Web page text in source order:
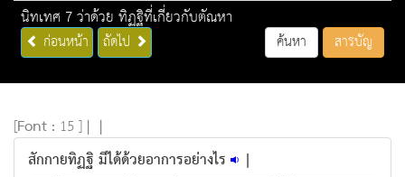
นิทเทศ 7 ว่าด้วย ทิฏฐิที่เกี่ยวกับตัณหา
ก่อนหน้า ถัดไป ค้นหา สารบัญ
[Font : 15 ] | |
สักกายทิฏฐิ มีได้ด้วยอาการอย่างไร |